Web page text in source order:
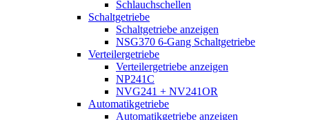
Schlauchschellen
Schaltgetriebe
Schaltgetriebe anzeigen
NSG370 6-Gang Schaltgetriebe
Verteilergetriebe
Verteilergetriebe anzeigen
NP241C
NVG241 + NV241OR
Automatikgetriebe
Automatikgetriebe anzeigen